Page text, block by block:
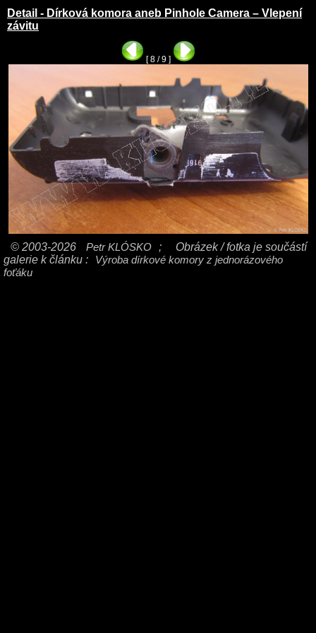
Detail - Dírková komora aneb Pinhole Camera – Vlepení
závitu
[ 8 / 9 ]
© 2003-2026 Petr KLÓSKO ;
Obrázek / fotka je součástí
galerie k článku :
Výroba dírkové komory z jednorázového
foťáku